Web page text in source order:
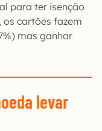
para ter isenção
os cartões fazem
mas ganhar
levar